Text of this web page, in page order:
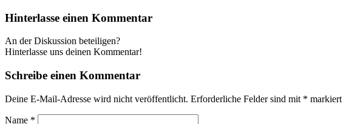
Hinterlasse einen Kommentar
An der Diskussion beteiligen?
Hinterlasse uns deinen Kommentar!
Schreibe einen Kommentar
Deine E-Mail-Adresse wird nicht veröffentlicht. Erforderliche Felder sind mit * markiert
Name *